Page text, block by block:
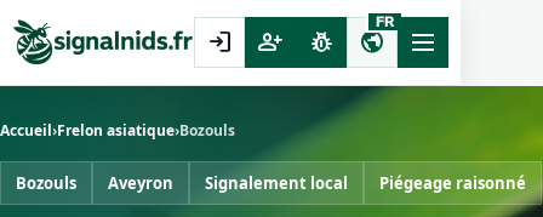
login person_add pest_control public
FR
Accueil›Frelon asiatique›Bozouls
Bozouls Aveyron Signalement local Piégeage raisonné